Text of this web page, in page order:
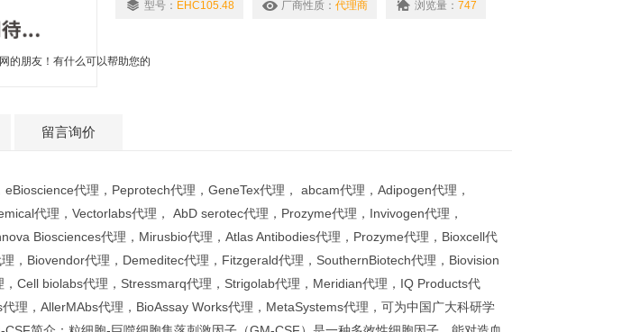
的朋友！有什么可以帮助您的
剂盒等免疫学产品为主的生物试剂的研发与销售。
型号： EHC105.48 厂商性质： 代理商 浏览量： 747
留言询价
代理，Peprotech代理，GeneTex代理， abcam代理，Adipogen代理，
代理，Vectorlabs代理， AbD serotec代理，Prozyme代理，Invivogen代理，
Biosciences代理，Mirusbio代理，Atlas Antibodies代理，Prozyme代理，Bioxcell代
，Biovendor代理，Demeditec代理，Fitzgerald代理，SouthernBiotech代理，Biovision
Cell biolabs代理，Stressmarq代理，Strigolab代理，Meridian代理，IQ Products代
理，AllerMAbs代理，BioAssay Works代理，MetaSystems代理，可为中国广大科研学